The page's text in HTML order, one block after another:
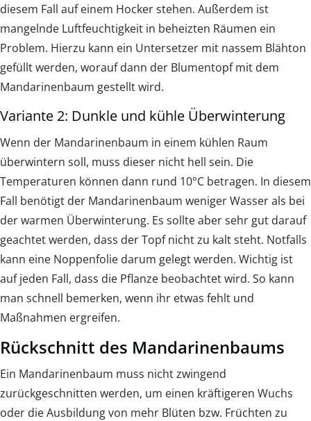
diesem Fall auf einem Hocker stehen. Außerdem ist
mangelnde Luftfeuchtigkeit in beheizten Räumen ein
Problem. Hierzu kann ein Untersetzer mit nassem Blähton
gefüllt werden, worauf dann der Blumentopf mit dem
Mandarinenbaum gestellt wird.
Variante 2: Dunkle und kühle Überwinterung
Wenn der Mandarinenbaum in einem kühlen Raum
überwintern soll, muss dieser nicht hell sein. Die
Temperaturen können dann rund 10°C betragen. In diesem
Fall benötigt der Mandarinenbaum weniger Wasser als bei
der warmen Überwinterung. Es sollte aber sehr gut darauf
geachtet werden, dass der Topf nicht zu kalt steht. Notfalls
kann eine Noppenfolie darum gelegt werden. Wichtig ist
auf jeden Fall, dass die Pflanze beobachtet wird. So kann
man schnell bemerken, wenn ihr etwas fehlt und
Maßnahmen ergreifen.
Rückschnitt des Mandarinenbaums
Ein Mandarinenbaum muss nicht zwingend
zurückgeschnitten werden, um einen kräftigeren Wuchs
oder die Ausbildung von mehr Blüten bzw. Früchten zu